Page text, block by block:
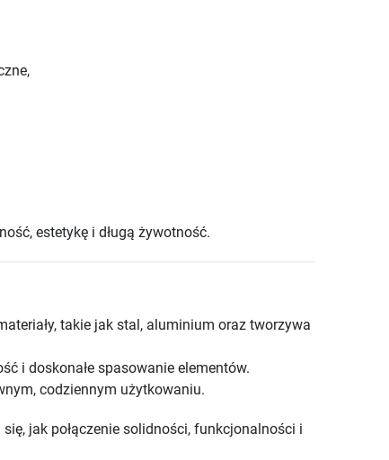
estetykę i długą żywotność.
takie jak stal, aluminium oraz tworzywa
i doskonałe spasowanie elementów.
codziennym użytkowaniu.
się, jak połączenie solidności, funkcjonalności i